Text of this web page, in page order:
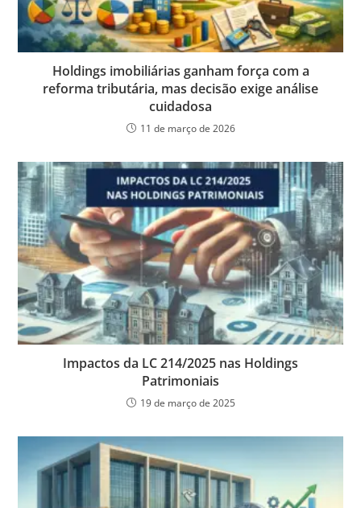
Holdings imobiliárias ganham força com a
reforma tributária, mas decisão exige análise
cuidadosa
11 de março de 2026
Impactos da LC 214/2025 nas Holdings
Patrimoniais
19 de março de 2025